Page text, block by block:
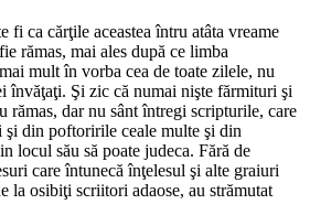
fi ca cărţile aceastea întru atâta vreame
rămas, mai ales după ce limba
mult în vorba cea de toate zilele, nu
învăţaţi. Şi zic că numai nişte fărmituri şi
rămas, dar nu sânt întregi scripturile, care
din poftoririle ceale multe şi din
locul său să poate judeca. Fără de
care întunecă înţelesul şi alte graiuri
la osibiţi scriitori adaose, au strămutat